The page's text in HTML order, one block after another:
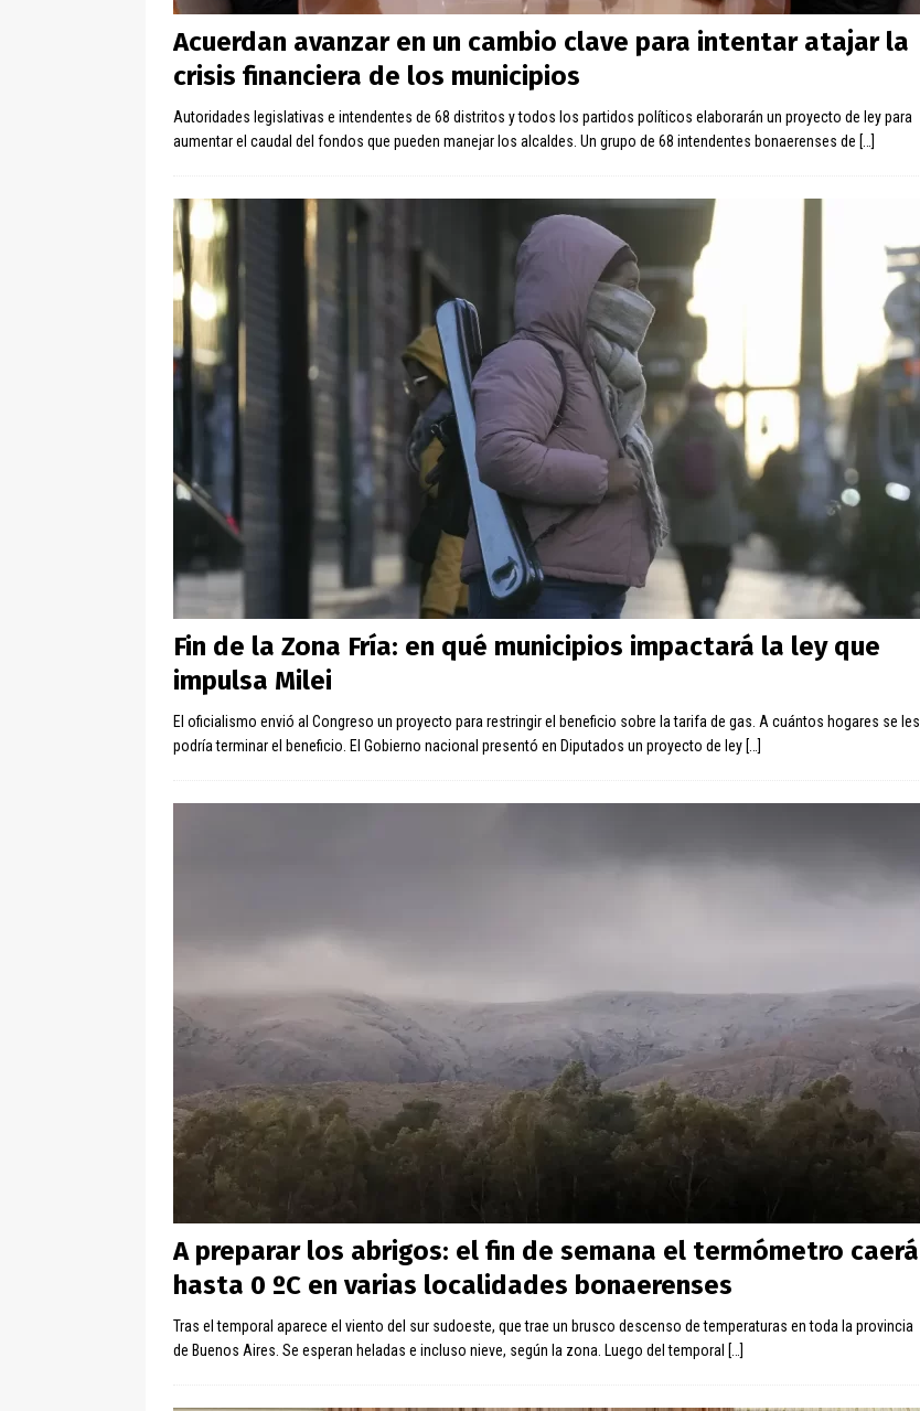
Acuerdan avanzar en un cambio clave para intentar atajar la
crisis financiera de los municipios
Autoridades legislativas e intendentes de 68 distritos y todos los partidos políticos elaborarán un proyecto de ley para
aumentar el caudal del fondos que pueden manejar los alcaldes. Un grupo de 68 intendentes bonaerenses de […]
Fin de la Zona Fría: en qué municipios impactará la ley que
impulsa Milei
El oficialismo envió al Congreso un proyecto para restringir el beneficio sobre la tarifa de gas. A cuántos hogares se les
podría terminar el beneficio. El Gobierno nacional presentó en Diputados un proyecto de ley […]
A preparar los abrigos: el fin de semana el termómetro caerá
hasta 0 ºC en varias localidades bonaerenses
Tras el temporal aparece el viento del sur sudoeste, que trae un brusco descenso de temperaturas en toda la provincia
de Buenos Aires. Se esperan heladas e incluso nieve, según la zona. Luego del temporal […]